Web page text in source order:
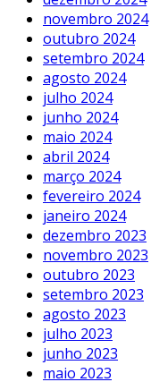
novembro 2024
outubro 2024
setembro 2024
agosto 2024
julho 2024
junho 2024
maio 2024
abril 2024
março 2024
fevereiro 2024
janeiro 2024
dezembro 2023
novembro 2023
outubro 2023
setembro 2023
agosto 2023
julho 2023
junho 2023
maio 2023